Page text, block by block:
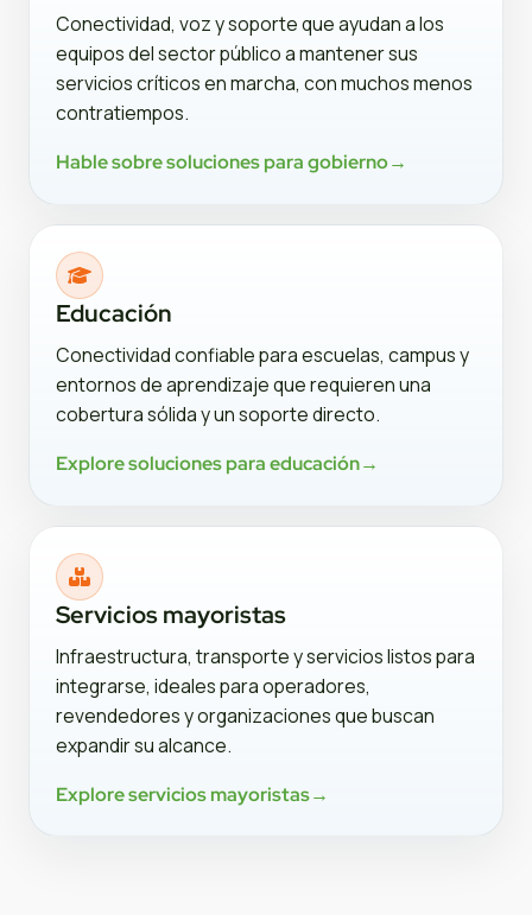
Conectividad, voz y soporte que ayudan a los
equipos del sector público a mantener sus
servicios críticos en marcha, con muchos menos
contratiempos.
Hable sobre soluciones para gobierno→
Educación
Conectividad confiable para escuelas, campus y
entornos de aprendizaje que requieren una
cobertura sólida y un soporte directo.
Explore soluciones para educación→
Servicios mayoristas
Infraestructura, transporte y servicios listos para
integrarse, ideales para operadores,
revendedores y organizaciones que buscan
expandir su alcance.
Explore servicios mayoristas→